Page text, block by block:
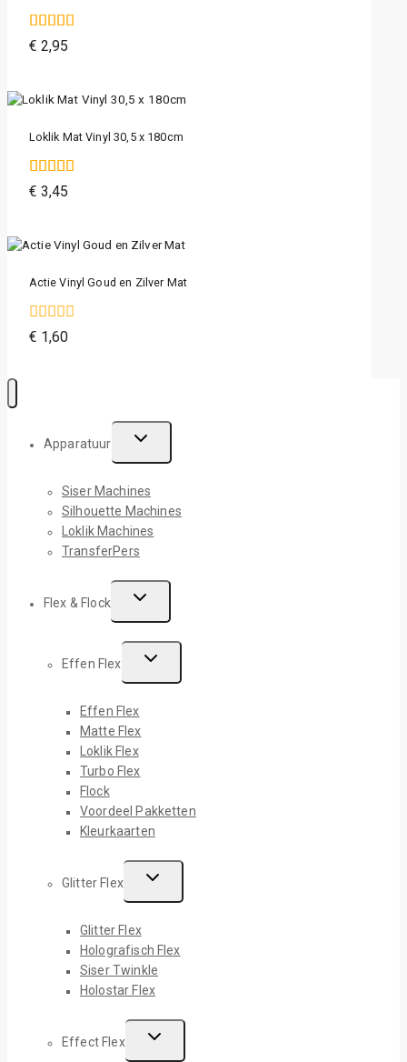
4.00
van de 5
€ 2,95
Loklik Mat Vinyl 30,5 x 180cm
4.00
van de 5
€ 3,45
Actie Vinyl Goud en Zilver Mat
0
van
€ 1,60
Apparatuur
Siser Machines
Silhouette Machines
Loklik Machines
TransferPers
Flex & Flock
Effen Flex
Effen Flex
Matte Flex
Loklik Flex
Turbo Flex
Flock
Voordeel Pakketten
Kleurkaarten
Glitter Flex
Glitter Flex
Holografisch Flex
Siser Twinkle
Holostar Flex
Effect Flex